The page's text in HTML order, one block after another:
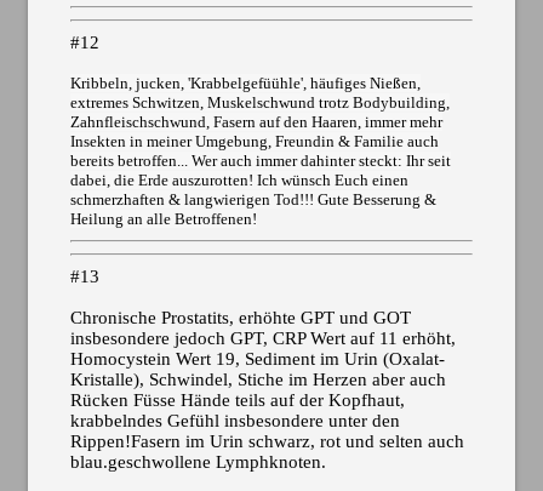
#12
Kribbeln, jucken, 'Krabbelgefüühle', häufiges Nießen,
extremes Schwitzen, Muskelschwund trotz Bodybuilding,
Zahnfleischschwund, Fasern auf den Haaren, immer mehr
Insekten in meiner Umgebung, Freundin & Familie auch
bereits betroffen... Wer auch immer dahinter steckt: Ihr seit
dabei, die Erde auszurotten! Ich wünsch Euch einen
schmerzhaften & langwierigen Tod!!! Gute Besserung &
Heilung an alle Betroffenen!
#13
Chronische Prostatits, erhöhte GPT und GOT
insbesondere jedoch GPT, CRP Wert auf 11 erhöht,
Homocystein Wert 19, Sediment im Urin (Oxalat-
Kristalle), Schwindel, Stiche im Herzen aber auch
Rücken Füsse Hände teils auf der Kopfhaut,
krabbelndes Gefühl insbesondere unter den
Rippen!Fasern im Urin schwarz, rot und selten auch
blau.geschwollene Lymphknoten.